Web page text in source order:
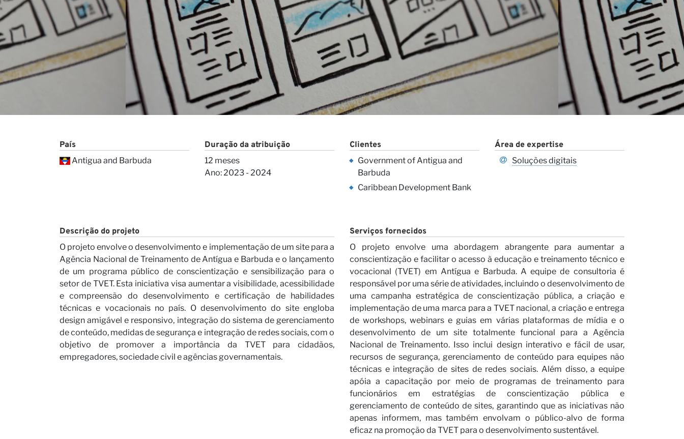
Contato
Nossas Visões
Carreiras
País
Antigua and Barbuda
Duração da atribuição
12 meses
Ano: 2023 - 2024
Clientes
Government of Antigua and
Barbuda
Caribbean Development Bank
Área de expertise
Soluções digitais
Descrição do projeto
O projeto envolve o desenvolvimento e implementação de um site para a
Agência Nacional de Treinamento de Antígua e Barbuda e o lançamento
de um programa público de conscientização e sensibilização para o
setor de TVET. Esta iniciativa visa aumentar a visibilidade, acessibilidade
e compreensão do desenvolvimento e certificação de habilidades
técnicas e vocacionais no país. O desenvolvimento do site engloba
design amigável e responsivo, integração do sistema de gerenciamento
de conteúdo, medidas de segurança e integração de redes sociais, com o
objetivo de promover a importância da TVET para cidadãos,
empregadores, sociedade civil e agências governamentais.
Serviços fornecidos
O projeto envolve uma abordagem abrangente para aumentar a
conscientização e facilitar o acesso à educação e treinamento técnico e
vocacional (TVET) em Antígua e Barbuda. A equipe de consultoria é
responsável por uma série de atividades, incluindo o desenvolvimento de
uma campanha estratégica de conscientização pública, a criação e
implementação de uma marca para a TVET nacional, a criação e entrega
de workshops, webinars e guias em várias plataformas de mídia e o
desenvolvimento de um site totalmente funcional para a Agência
Nacional de Treinamento. Isso inclui design interativo e fácil de usar,
recursos de segurança, gerenciamento de conteúdo para equipes não
técnicas e integração de sites de redes sociais. Além disso, a equipe
apóia a capacitação por meio de programas de treinamento para
funcionários em estratégias de conscientização pública e
gerenciamento de conteúdo de sites, garantindo que as iniciativas não
apenas informem, mas também envolvam o público-alvo de forma
eficaz na promoção da TVET para o desenvolvimento sustentável.